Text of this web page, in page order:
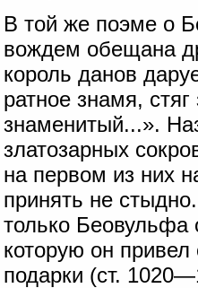
В той же поэме о
вождем обещана
король данов
ратное знамя,
знаменитый...».
златозарных
на первом из них
принять не
только Беовульфа
которую он
подарки (ст.